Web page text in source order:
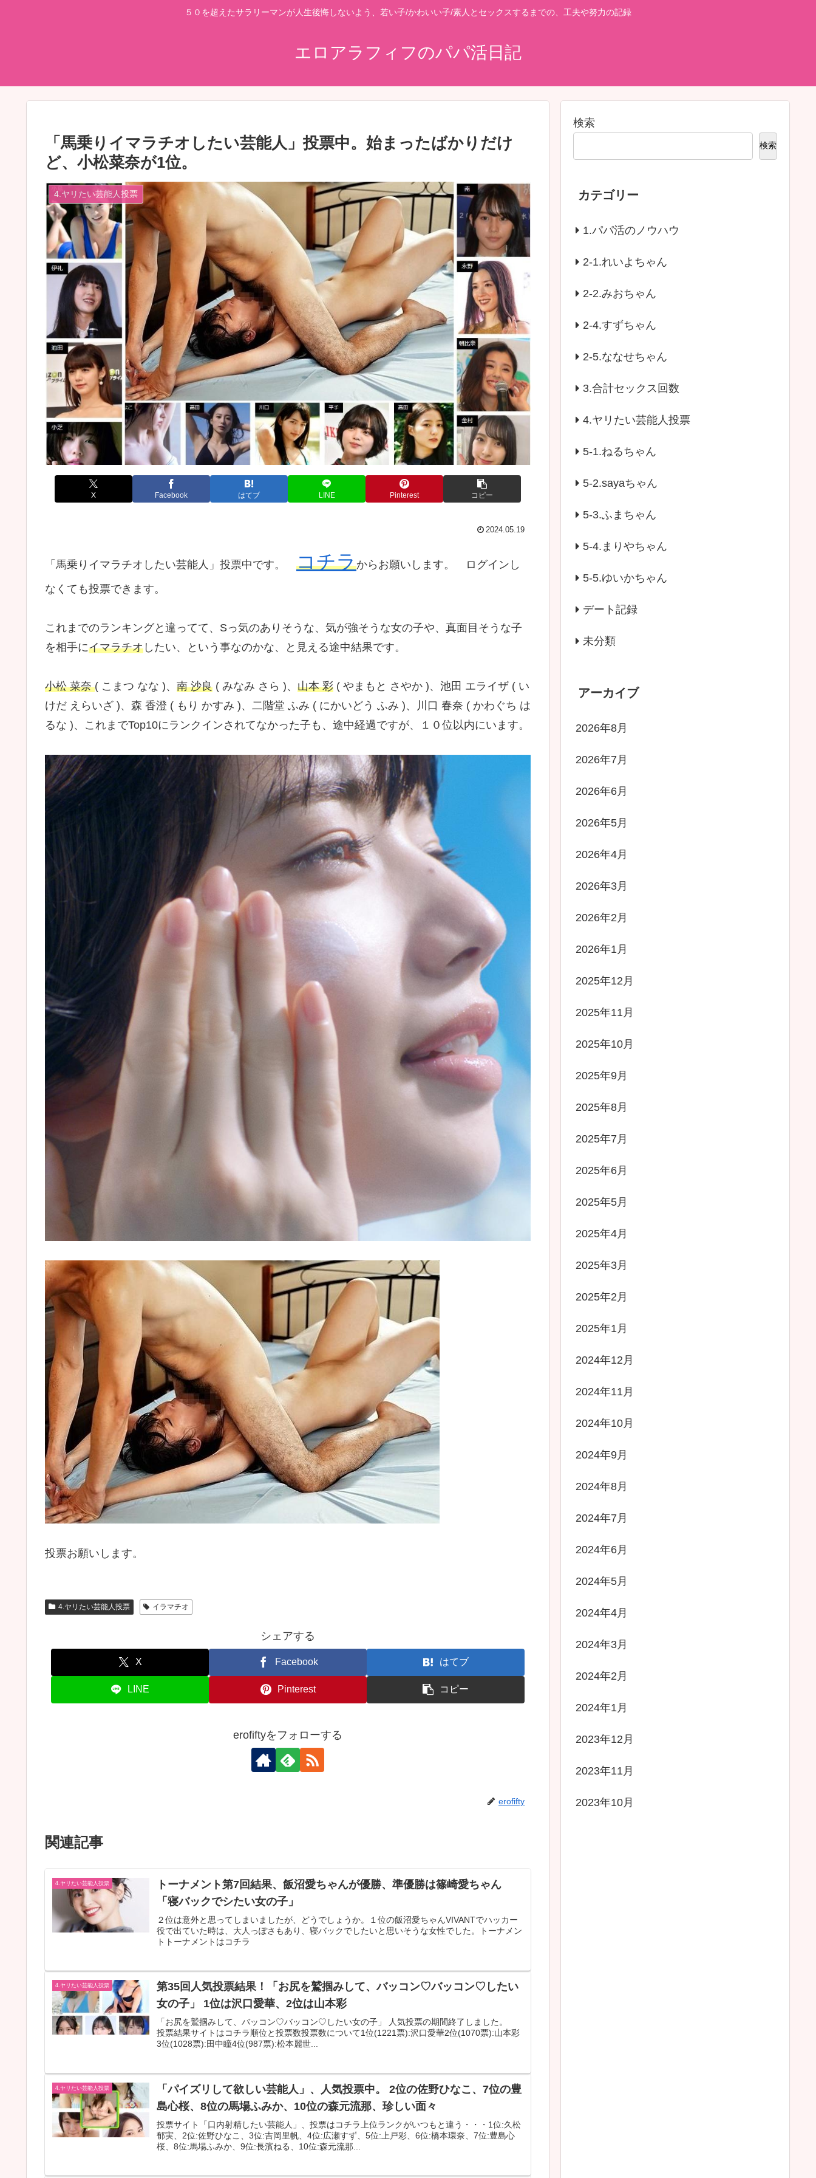
５０を超えたサラリーマンが人生後悔しないよう、若い子/かわいい子/素人とセックスするまでの、工夫や努力の記録
エロアラフィフのパパ活日記
「馬乗りイマラチオしたい芸能人」投票中。始まったばかりだけ
ど、小松菜奈が1位。
4.ヤリたい芸能人投票
X Facebook はてブ LINE Pinterest コピー
2024.05.19
「馬乗りイマラチオしたい芸能人」投票中です。 コチラからお願いします。 ログインし
なくても投票できます。
これまでのランキングと違ってて、Sっ気のありそうな、気が強そうな女の子や、真面目そうな子
を相手にイマラチオ したい、という事なのかな、と見える途中結果です。
小松 菜奈( こまつ なな )、 南 沙良 ( みなみ さら )、 山本 彩 ( やまもと さやか )、池田 エライザ ( い
けだ えらいざ )、森 香澄 ( もり かすみ )、二階堂 ふみ ( にかいどう ふみ )、川口 春奈 ( かわぐち は
るな )、これまでTop10にランクインされてなかった子も、途中経過ですが、１０位以内にいます。
投票お願いします。
4.ヤリたい芸能人投票 イラマチオ
シェアする
X Facebook はてブ
LINE Pinterest コピー
erofiftyをフォローする
erofifty
関連記事
4.ヤリたい芸能人投票
トーナメント第7回結果、飯沼愛ちゃんが優勝、準優勝は篠崎愛ちゃん
「寝バックでシたい女の子」
２位は意外と思ってしまいましたが、どうでしょうか。１位の飯沼愛ちゃんVIVANTでハッカー
役で出ていた時は、大人っぽさもあり、寝バックでしたいと思いそうな女性でした。トーナメン
トトーナメントはコチラ
4.ヤリたい芸能人投票
第35回人気投票結果！「お尻を鷲掴みして、バッコン♡バッコン♡したい
女の子」 1位は沢口愛華、2位は山本彩
「お尻を鷲掴みして、バッコン♡バッコン♡したい女の子」 人気投票の期間終了しました。
投票結果サイトはコチラ順位と投票数投票数について1位(1221票):沢口愛華2位(1070票):山本彩
3位(1028票):田中瞳4位(987票):松本麗世...
4.ヤリたい芸能人投票
「パイズリして欲しい芸能人」、人気投票中。 2位の佐野ひなこ、7位の豊
島心桜、8位の馬場ふみか、10位の森元流那、珍しい面々
投票サイト「口内射精したい芸能人」、投票はコチラ上位ランクがいつもと違う・・・1位:久松
郁実、2位:佐野ひなこ、3位:吉岡里帆、4位:広瀬すず、5位:上戸彩、6位:橋本環奈、7位:豊島心
桜、8位:馬場ふみか、9位:長濱ねる、10位:森元流那...
検索
検索
カテゴリー
1.パパ活のノウハウ
2-1.れいよちゃん
2-2.みおちゃん
2-4.すずちゃん
2-5.ななせちゃん
3.合計セックス回数
4.ヤリたい芸能人投票
5-1.ねるちゃん
5-2.sayaちゃん
5-3.ふまちゃん
5-4.まりやちゃん
5-5.ゆいかちゃん
デート記録
未分類
アーカイブ
2026年8月
2026年7月
2026年6月
2026年5月
2026年4月
2026年3月
2026年2月
2026年1月
2025年12月
2025年11月
2025年10月
2025年9月
2025年8月
2025年7月
2025年6月
2025年5月
2025年4月
2025年3月
2025年2月
2025年1月
2024年12月
2024年11月
2024年10月
2024年9月
2024年8月
2024年7月
2024年6月
2024年5月
2024年4月
2024年3月
2024年2月
2024年1月
2023年12月
2023年11月
2023年10月